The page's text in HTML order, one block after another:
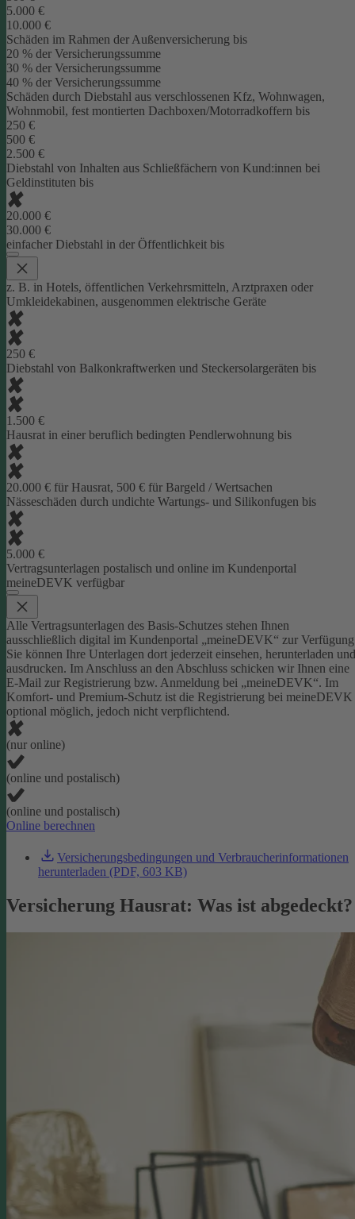
5.000 €
10.000 €
Schäden im Rahmen der Außenversicherung bis
20 % der Versicherungssumme
30 % der Versicherungssumme
40 % der Versicherungssumme
Schäden durch Diebstahl aus verschlossenen Kfz, Wohnwagen,
Wohnmobil, fest montierten Dachboxen/Motorradkoffern bis
250 €
500 €
2.500 €
Diebstahl von Inhalten aus Schließfächern von Kund:innen bei
Geldinstituten bis
20.000 €
30.000 €
einfacher Diebstahl in der Öffentlichkeit bis
z. B. in Hotels, öffentlichen Verkehrsmitteln, Arztpraxen oder
Umkleidekabinen, ausgenommen elektrische Geräte
250 €
Diebstahl von Balkonkraftwerken und Steckersolargeräten bis
1.500 €
Hausrat in einer beruflich bedingten Pendlerwohnung bis
20.000 € für Hausrat, 500 € für Bargeld / Wertsachen
Nässeschäden durch undichte Wartungs- und Silikonfugen bis
5.000 €
Vertragsunterlagen postalisch und online im Kundenportal
meineDEVK verfügbar
Alle Vertragsunterlagen des Basis-Schutzes stehen Ihnen
ausschließlich digital im Kundenportal „meineDEVK“ zur
Sie können Ihre Unterlagen dort jederzeit einsehen, herunterladen und
ausdrucken. Im Anschluss an den Abschluss schicken wir Ihnen eine
E-Mail zur Registrierung bzw. Anmeldung bei „meineDEVK“. Im
Komfort- und Premium-Schutz ist die Registrierung bei meineDEVK
optional möglich, jedoch nicht verpflichtend.
(nur online)
(online und postalisch)
(online und postalisch)
Online berechnen
Versicherungsbedingungen und Verbraucherinformationen
herunterladen (PDF, 603 KB)
Versicherung Hausrat: Was ist abgedeckt?